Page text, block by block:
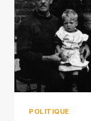
POLITIQUE